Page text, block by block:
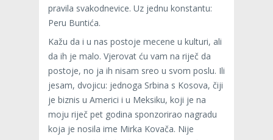
pravila svakodnevice. Uz jednu konstantu:
Peru Buntića.
Kažu da i u nas postoje mecene u kulturi, ali
da ih je malo. Vjerovat ću vam na riječ da
postoje, no ja ih nisam sreo u svom poslu. Ili
jesam, dvojicu: jednoga Srbina s Kosova, čiji
je biznis u Americi i u Meksiku, koji je na
moju riječ pet godina sponzorirao nagradu
koja je nosila ime Mirka Kovača. Nije